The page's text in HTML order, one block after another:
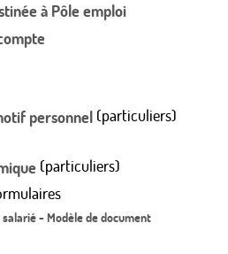
à Pôle emploi
personnel (particuliers)
(particuliers)
- Modèle de document